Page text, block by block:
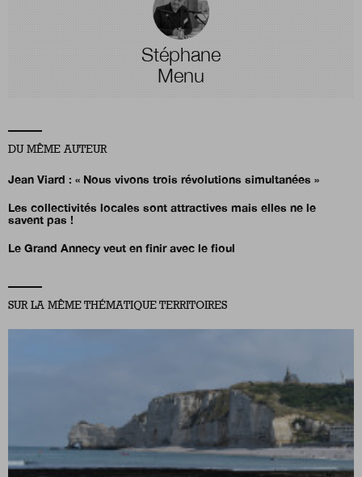
Stéphane
Menu
DU MÊME AUTEUR
Jean Viard : « Nous vivons trois révolutions simultanées »
Les collectivités locales sont attractives mais elles ne le
savent pas !
Le Grand Annecy veut en finir avec le fioul
SUR LA MÊME THÉMATIQUE TERRITOIRES